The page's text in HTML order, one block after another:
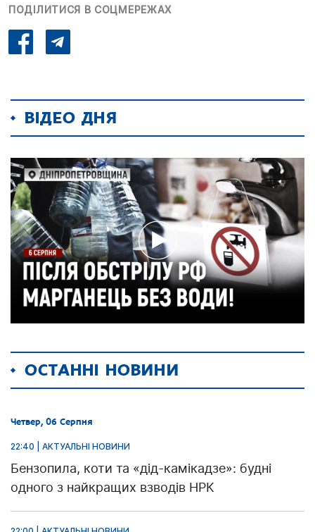
ПОДІЛИТИСЯ В СОЦМЕРЕЖАХ
ВІДЕО ДНЯ
ОСТАННІ НОВИНИ
Четвер, 06 Серпня
22:40 | АКТУАЛЬНІ НОВИНИ
Бензопила, коти та «дід-камікадзе»: будні
одного з найкращих взводів НРК